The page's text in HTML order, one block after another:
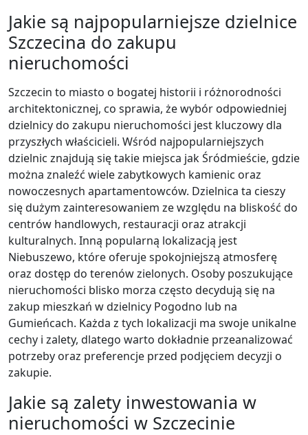
Jakie są najpopularniejsze dzielnice
Szczecina do zakupu
nieruchomości
Szczecin to miasto o bogatej historii i różnorodności
architektonicznej, co sprawia, że wybór odpowiedniej
dzielnicy do zakupu nieruchomości jest kluczowy dla
przyszłych właścicieli. Wśród najpopularniejszych
dzielnic znajdują się takie miejsca jak Śródmieście, gdzie
można znaleźć wiele zabytkowych kamienic oraz
nowoczesnych apartamentowców. Dzielnica ta cieszy
się dużym zainteresowaniem ze względu na bliskość do
centrów handlowych, restauracji oraz atrakcji
kulturalnych. Inną popularną lokalizacją jest
Niebuszewo, które oferuje spokojniejszą atmosferę
oraz dostęp do terenów zielonych. Osoby poszukujące
nieruchomości blisko morza często decydują się na
zakup mieszkań w dzielnicy Pogodno lub na
Gumieńcach. Każda z tych lokalizacji ma swoje unikalne
cechy i zalety, dlatego warto dokładnie przeanalizować
potrzeby oraz preferencje przed podjęciem decyzji o
zakupie.
Jakie są zalety inwestowania w
nieruchomości w Szczecinie